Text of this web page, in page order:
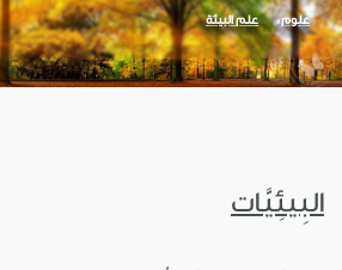
علوم علم البيئة
البِيئِيَّات